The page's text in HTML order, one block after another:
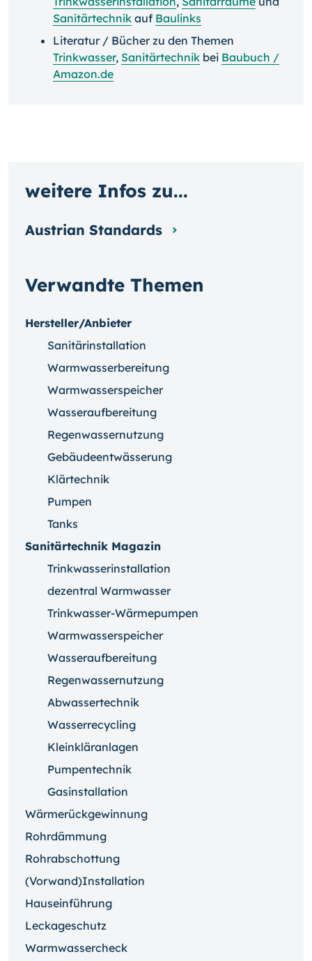
Sanitärtechnik auf Baulinks
Literatur / Bücher zu den Themen
Trinkwasser, Sanitärtechnik bei Baubuch /
Amazon.de
Verwandte Themen
Hersteller/Anbieter
Sanitärinstallation
Warmwasserbereitung
Warmwasserspeicher
Wasseraufbereitung
Regenwassernutzung
Gebäudeentwässerung
Klärtechnik
Pumpen
Tanks
Sanitärtechnik Magazin
Trinkwasserinstallation
dezentral Warmwasser
Trinkwasser-Wärmepumpen
Warmwasserspeicher
Wasseraufbereitung
Regenwassernutzung
Abwassertechnik
Wasserrecycling
Kleinkläranlagen
Pumpentechnik
Gasinstallation
Wärmerückgewinnung
Rohrdämmung
Rohrabschottung
(Vorwand)Installation
Hauseinführung
Leckageschutz
Warmwassercheck
weitere Infos zu...
Austrian Standards